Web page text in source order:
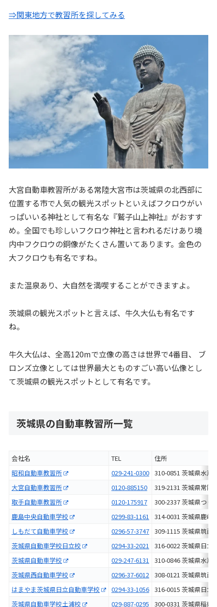
⇒関東地方で教習所を探してみる
大宮自動車教習所がある常陸大宮市は茨城県の北西部に
位置する市で人気の観光スポットといえばフクロウがい
っぱいいる神社として有名な『鷲子山上神社』がおすす
め。全国でも珍しいフクロウ神社と言われるだけあり境
内中フクロウの銅像がたくさん置いてあります。金色の
大フクロウも有名ですね。
また温泉あり、大自然を満喫することができますよ。
茨城県の観光スポットと言えば、牛久大仏も有名です
ね。
牛久大仏は、全高120mで立像の高さは世界で4番目、 ブ
ロンズ立像としては世界最大とものすごい高い仏像とし
て茨城県の観光スポットとして有名です。
茨城県の自動車教習所一覧
会社名 TEL
住所
昭和自動車教習所
029-241-0300 310-0851 茨城県水戸
大宮自動車教習所
0120-885150
319-2131 茨城県常陸
取手自動車教習所
0120-175917
300-2337 茨城県つく
鹿島中央自動車学校
0299-83-1161
314-0031 茨城県鹿嶋
しもだて自動車学校
0296-57-3747 309-1115 茨城県筑西
茨城県自動車学校日立校
0294-33-2021
316-0022 茨城県日立
茨城県自動車学校
029-247-6131
310-0846 茨城県水戸
茨城県西自動車学校
0296-37-6012 308-0121 茨城県筑西
はまやま茨城県日立自動車学校
0294-33-1056 316-0015 茨城県日立
茨城県自動車学校土浦校
029-887-0295
300-0331 茨城県稲敷